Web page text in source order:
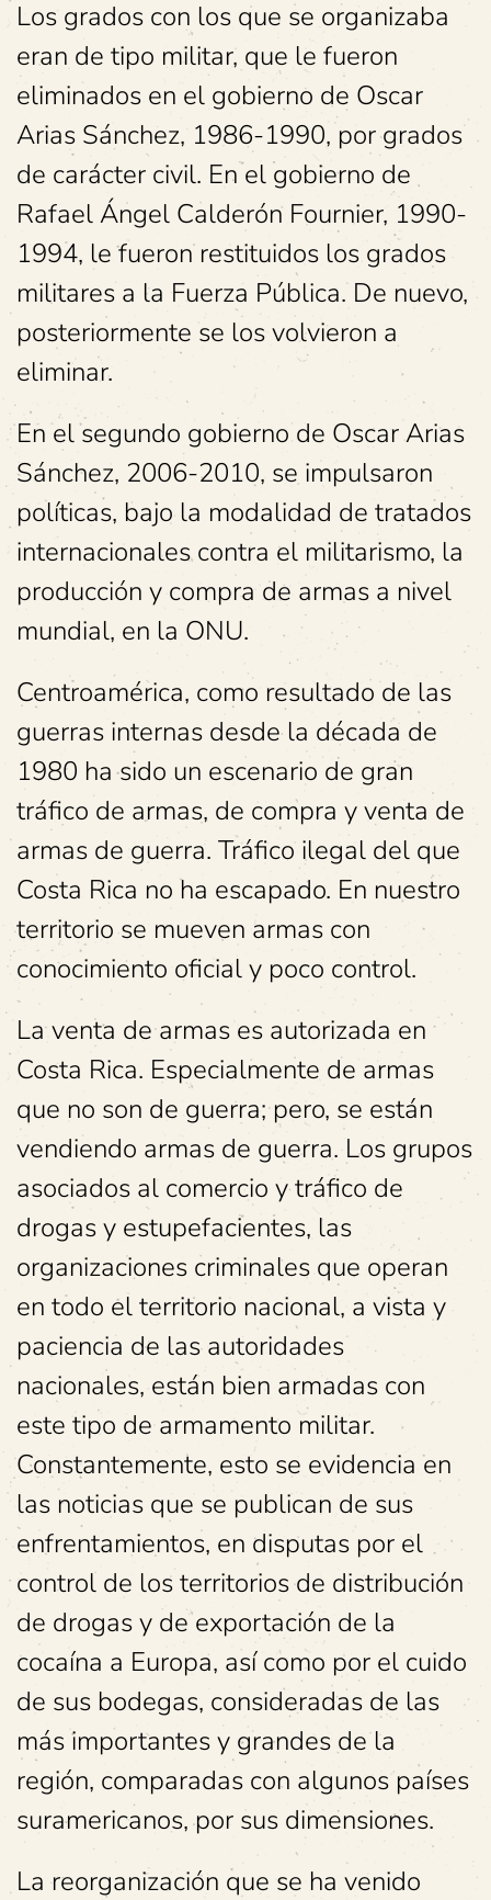
Los grados con los que se organizaba
eran de tipo militar, que le fueron
eliminados en el gobierno de Oscar
Arias Sánchez, 1986-1990, por grados
de carácter civil. En el gobierno de
Rafael Ángel Calderón Fournier, 1990-
1994, le fueron restituidos los grados
militares a la Fuerza Pública. De nuevo,
posteriormente se los volvieron a
eliminar.
En el segundo gobierno de Oscar Arias
Sánchez, 2006-2010, se impulsaron
políticas, bajo la modalidad de tratados
internacionales contra el militarismo, la
producción y compra de armas a nivel
mundial, en la ONU.
Centroamérica, como resultado de las
guerras internas desde la década de
1980 ha sido un escenario de gran
tráfico de armas, de compra y venta de
armas de guerra. Tráfico ilegal del que
Costa Rica no ha escapado. En nuestro
territorio se mueven armas con
conocimiento oficial y poco control.
La venta de armas es autorizada en
Costa Rica. Especialmente de armas
que no son de guerra; pero, se están
vendiendo armas de guerra. Los grupos
asociados al comercio y tráfico de
drogas y estupefacientes, las
organizaciones criminales que operan
en todo el territorio nacional, a vista y
paciencia de las autoridades
nacionales, están bien armadas con
este tipo de armamento militar.
Constantemente, esto se evidencia en
las noticias que se publican de sus
enfrentamientos, en disputas por el
control de los territorios de distribución
de drogas y de exportación de la
cocaína a Europa, así como por el cuido
de sus bodegas, consideradas de las
más importantes y grandes de la
región, comparadas con algunos países
suramericanos, por sus dimensiones.
La reorganización que se ha venido